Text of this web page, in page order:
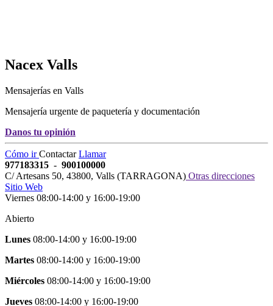
Nacex Valls
Mensajerías en Valls
Mensajería urgente de paquetería y documentación
Danos tu opinión
Cómo irContactarLlamar
977183315 - 900100000
C/ Artesans 50, 43800, Valls (TARRAGONA) Otras direcciones
Sitio Web
Viernes 08:00-14:00 y 16:00-19:00
Abierto
Lunes 08:00-14:00 y 16:00-19:00
Martes 08:00-14:00 y 16:00-19:00
Miércoles 08:00-14:00 y 16:00-19:00
Jueves 08:00-14:00 y 16:00-19:00